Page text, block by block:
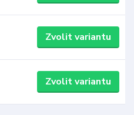
Zvolit variantu
Zvolit variantu